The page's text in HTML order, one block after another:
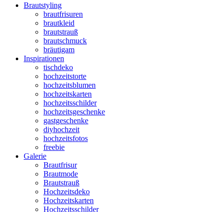
Brautstyling
brautfrisuren
brautkleid
brautstrauß
brautschmuck
bräutigam
Inspirationen
tischdeko
hochzeitstorte
hochzeitsblumen
hochzeitskarten
hochzeitsschilder
hochzeitsgeschenke
gastgeschenke
diyhochzeit
hochzeitsfotos
freebie
Galerie
Brautfrisur
Brautmode
Brautstrauß
Hochzeitsdeko
Hochzeitskarten
Hochzeitsschilder